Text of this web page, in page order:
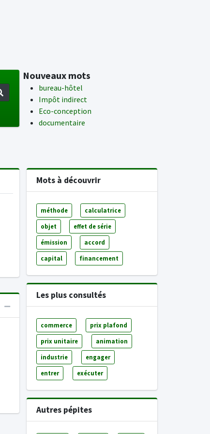
Nouveaux mots
bureau-hôtel
Impôt indirect
Eco-conception
documentaire
Mots à découvrir
méthode calculatrice
objet effet de série
émission accord
capital financement
Les plus consultés
commerce prix plafond
prix unitaire animation
industrie engager
entrer exécuter
Autres pépites